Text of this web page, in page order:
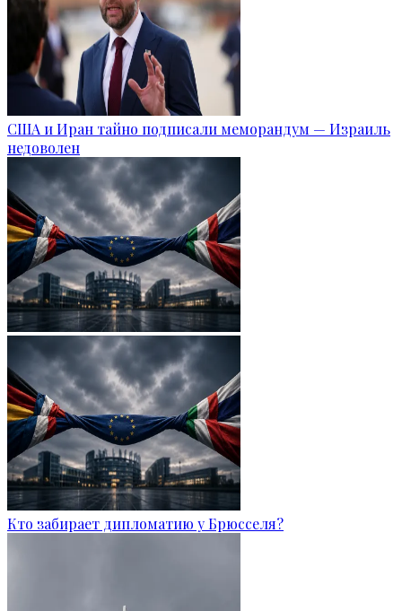
США и Иран тайно подписали меморандум — Израиль
недоволен
Кто забирает дипломатию у Брюсселя?